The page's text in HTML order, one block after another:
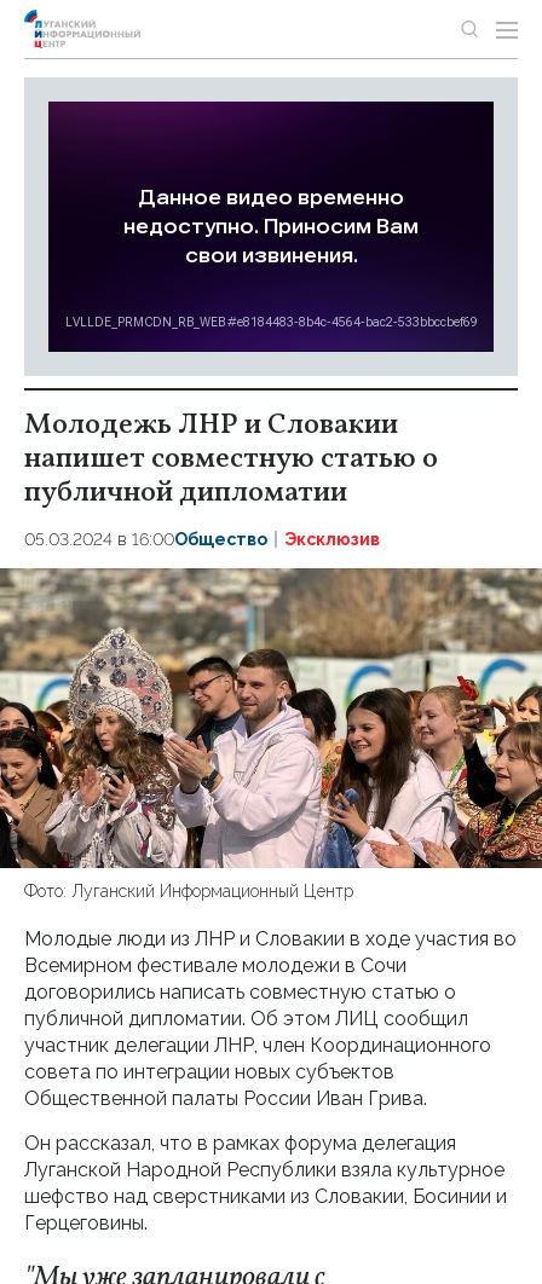
Молодежь ЛНР и Словакии
напишет совместную статью о
публичной дипломатии
05.03.2024 в 16:00Общество Эксклюзив
Фото: Луганский Информационный Центр
Молодые люди из ЛНР и Словакии в ходе участия во
Всемирном фестивале молодежи в Сочи
договорились написать совместную статью о
публичной дипломатии. Об этом ЛИЦ сообщил
участник делегации ЛНР, член Координационного
совета по интеграции новых субъектов
Общественной палаты России Иван Грива.
Он рассказал, что в рамках форума делегация
Луганской Народной Республики взяла культурное
шефство над сверстниками из Словакии, Босинии и
Герцеговины.